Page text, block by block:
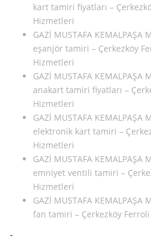
kart tamiri fiyatları –
Hizmetleri
GAZİ MUSTAFA KEMALPAŞA
eşanjör tamiri – Çerkezköy
Hizmetleri
GAZİ MUSTAFA KEMALPAŞA
anakart tamiri fiyatları –
Hizmetleri
GAZİ MUSTAFA KEMALPAŞA
elektronik kart tamiri –
Hizmetleri
GAZİ MUSTAFA KEMALPAŞA
emniyet ventili tamiri –
Hizmetleri
GAZİ MUSTAFA KEMALPAŞA
fan tamiri – Çerkezköy